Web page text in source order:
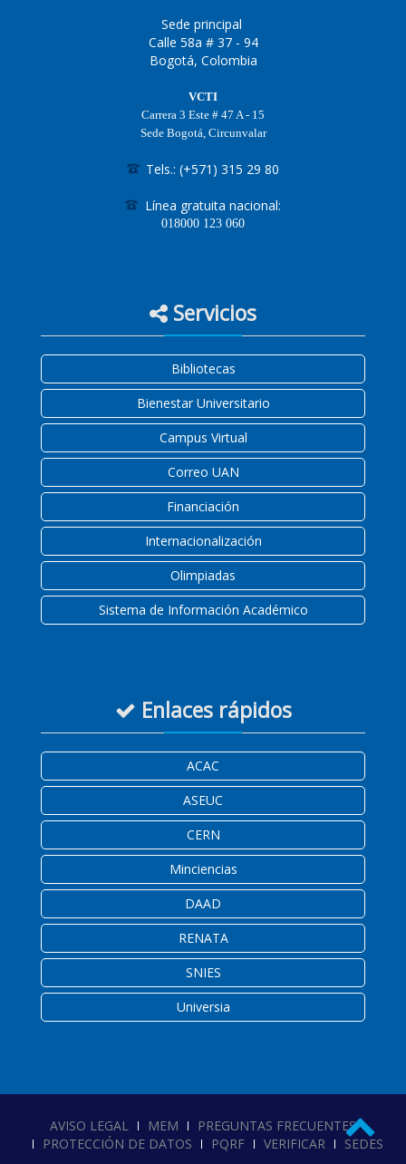
Sede principal
Calle 58a # 37 - 94
Bogotá, Colombia
VCTI
Carrera 3 Este # 47 A - 15
Sede Bogotá, Circunvalar
Tels.: (+571) 315 29 80
Línea gratuita nacional:
018000 123 060
Servicios
Bibliotecas
Bienestar Universitario
Campus Virtual
Correo UAN
Financiación
Internacionalización
Olimpiadas
Sistema de Información Académico
Enlaces rápidos
ACAC
ASEUC
CERN
Minciencias
DAAD
RENATA
SNIES
Universia
AVISO LEGAL MEM
PREGUNTAS FRECUENTES
PROTECCIÓN DE DATOS
PQRF VERIFICAR SEDES